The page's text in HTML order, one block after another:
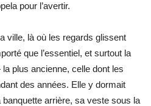
pour l’avertir.
ville, là où les regards glissent
que l’essentiel, et surtout la
plus ancienne, celle dont les
des années. Elle y dormait
arrière, sa veste sous la